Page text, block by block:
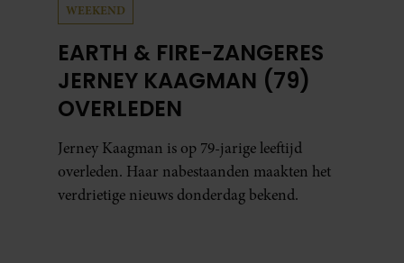
WEEKEND
EARTH & FIRE-ZANGERES
JERNEY KAAGMAN (79)
OVERLEDEN
Jerney Kaagman is op 79-jarige leeftijd
overleden. Haar nabestaanden maakten het
verdrietige nieuws donderdag bekend.